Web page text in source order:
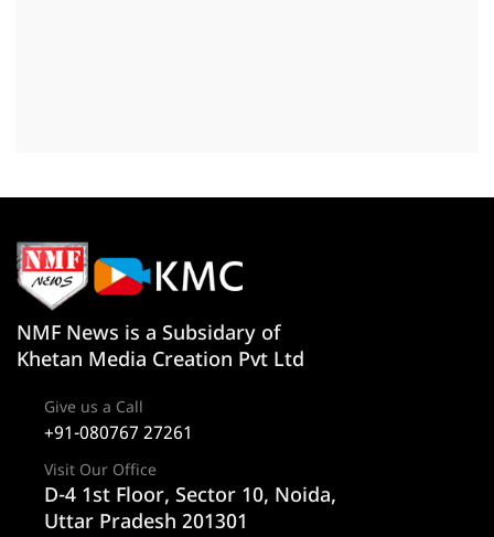
NMF News is a Subsidary of
Khetan Media Creation Pvt Ltd
Give us a Call
+91-080767 27261
Visit Our Office
D-4 1st Floor, Sector 10, Noida,
Uttar Pradesh 201301